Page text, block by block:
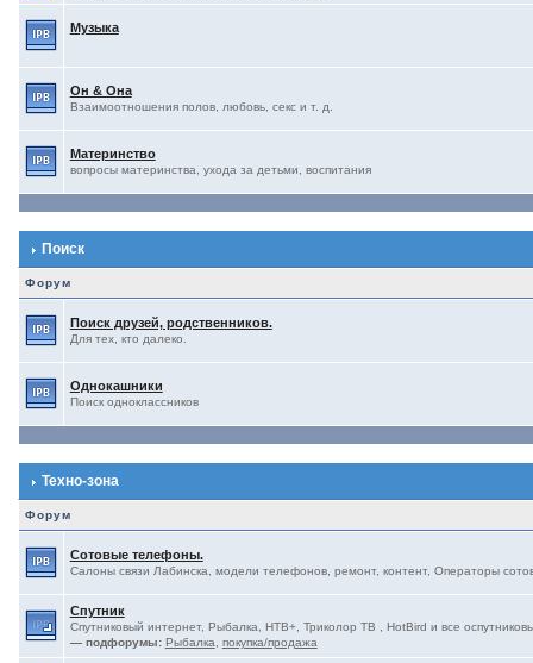
Музыка
Он & Она
Взаимоотношения полов, любовь, секс и т. д.
Материнство
вопросы материнства, ухода за детьми, воспитания
Поиск
Форум
Поиск друзей, родственников.
Для тех, кто далеко.
Однокашники
Поиск одноклассников
Техно-зона
Форум
Сотовые телефоны.
Салоны связи Лабинска, модели телефонов, ремонт, контент, Операторы
Спутник
Спутниковый интернет, Рыбалка, НТВ+, Триколор ТВ , HotBird и все
— подфорумы: Рыбалка покупка/продажа